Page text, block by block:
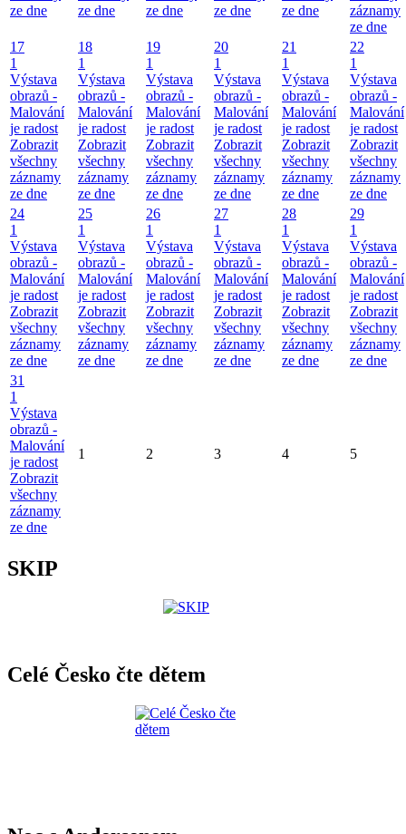
ze dne
ze dne
ze dne
ze dne
ze dne
záznamy
ze dne
17
1
Výstava
obrazů -
Malování
je radost
Zobrazit
všechny
záznamy
ze dne
18
1
Výstava
obrazů -
Malování
je radost
Zobrazit
všechny
záznamy
ze dne
19
1
Výstava
obrazů -
Malování
je radost
Zobrazit
všechny
záznamy
ze dne
20
1
Výstava
obrazů -
Malování
je radost
Zobrazit
všechny
záznamy
ze dne
21
1
Výstava
obrazů -
Malování
je radost
Zobrazit
všechny
záznamy
ze dne
22
1
Výstava
obrazů -
Malování
je radost
Zobrazit
všechny
záznamy
ze dne
24
1
Výstava
obrazů -
Malování
je radost
Zobrazit
všechny
záznamy
ze dne
25
1
Výstava
obrazů -
Malování
je radost
Zobrazit
všechny
záznamy
ze dne
26
1
Výstava
obrazů -
Malování
je radost
Zobrazit
všechny
záznamy
ze dne
27
1
Výstava
obrazů -
Malování
je radost
Zobrazit
všechny
záznamy
ze dne
28
1
Výstava
obrazů -
Malování
je radost
Zobrazit
všechny
záznamy
ze dne
29
1
Výstava
obrazů -
Malování
je radost
Zobrazit
všechny
záznamy
ze dne
31
1
Výstava
obrazů -
Malování
je radost
Zobrazit
všechny
záznamy
ze dne
1 2 3 4 5
SKIP
Celé Česko čte dětem